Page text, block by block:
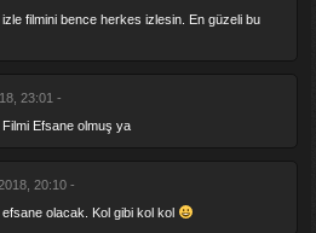
filmini bence herkes izlesin. En güzeli bu
23:01 -
Efsane olmuş ya
20:10 -
olacak. Kol gibi kol kol